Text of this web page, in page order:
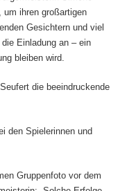
um ihren großartigen
Gesichtern und viel
Einladung an – ein
bleiben wird.
die beeindruckende
den Spielerinnen und
Gruppenfoto vor dem